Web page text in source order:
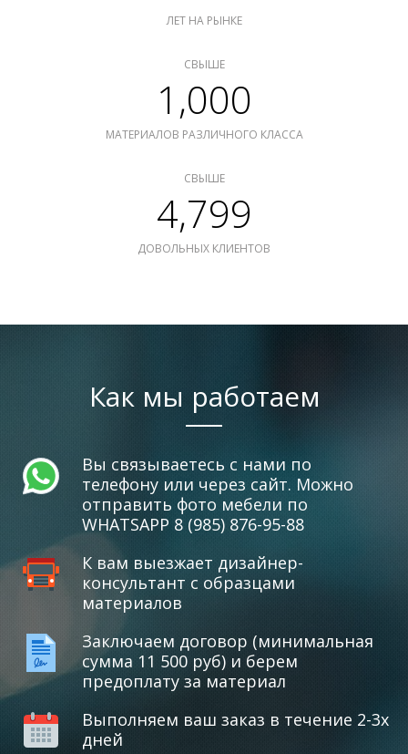
ЛЕТ НА РЫНКЕ
СВЫШЕ
1,000
МАТЕРИАЛОВ РАЗЛИЧНОГО КЛАССА
СВЫШЕ
4,799
ДОВОЛЬНЫХ КЛИЕНТОВ
Как мы работаем
Вы связываетесь с нами по
телефону или через сайт. Можно
отправить фото мебели по
WHATSAPP 8 (985) 876-95-88
К вам выезжает дизайнер-
консультант с образцами
материалов
Заключаем договор (минимальная
сумма 11 500 руб) и берем
предоплату за материал
Выполняем ваш заказ в течение 2-3х
дней